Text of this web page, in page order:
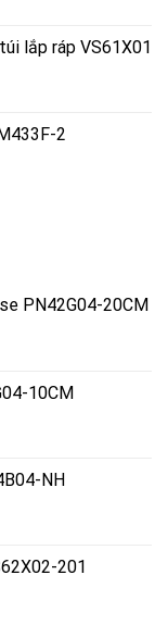
lắp ráp VS61X01
2
PN42G04-20CM
₫.
10CM
NH
201